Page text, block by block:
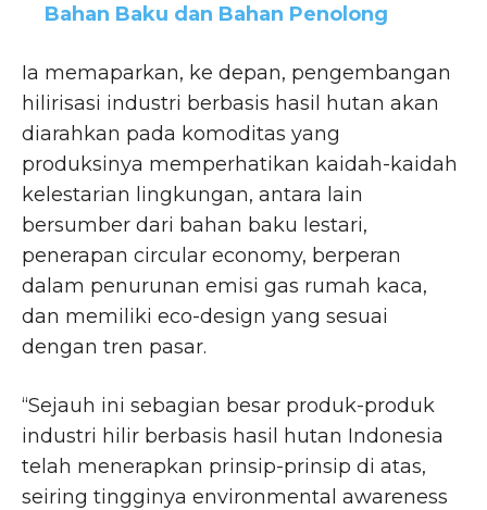
Bahan Baku dan Bahan Penolong
Ia memaparkan, ke depan, pengembangan
hilirisasi industri berbasis hasil hutan akan
diarahkan pada komoditas yang
produksinya memperhatikan kaidah-kaidah
kelestarian lingkungan, antara lain
bersumber dari bahan baku lestari,
penerapan circular economy, berperan
dalam penurunan emisi gas rumah kaca,
dan memiliki eco-design yang sesuai
dengan tren pasar.
“Sejauh ini sebagian besar produk-produk
industri hilir berbasis hasil hutan Indonesia
telah menerapkan prinsip-prinsip di atas,
seiring tingginya environmental awareness